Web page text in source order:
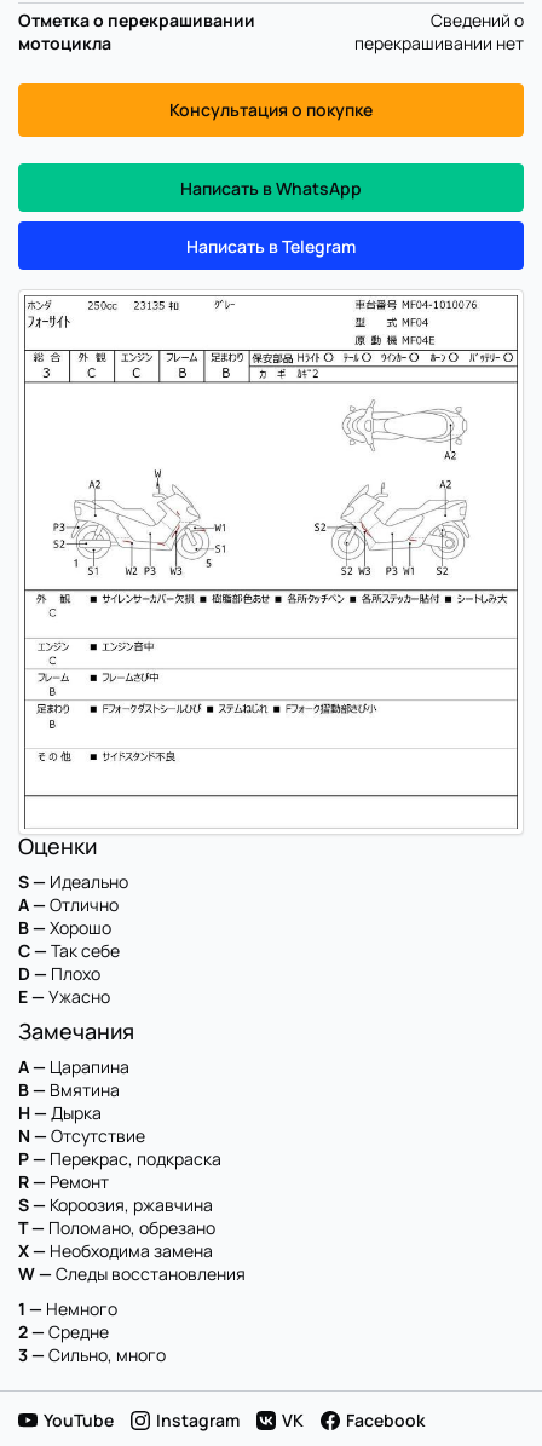
Отметка о перекрашивании
мотоцикла
Сведений о
перекрашивании нет
Консультация о покупке
Написать в WhatsApp
Написать в Telegram
Оценки
S — Идеально
A — Отлично
B — Хорошо
C — Так себе
D — Плохо
E — Ужасно
Замечания
A — Царапина
B — Вмятина
H — Дырка
N — Отсутствие
P — Перекрас, подкраска
R — Ремонт
S — Короозия, ржавчина
T — Поломано, обрезано
X — Необходима замена
W — Следы восстановления
1 — Немного
2 — Средне
3 — Сильно, много
YouTube Instagram VK Facebook